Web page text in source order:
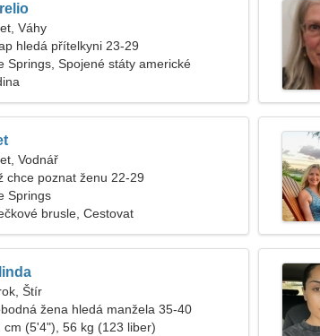
Váhy
hledá přítelkyni 23-29
Springs, Spojené státy americké
Vodnář
chce poznat ženu 22-29
Springs
brusle, Cestovat
Štír
žena hledá manžela 35-40
cm (5'4"), 56 kg (123 liber)